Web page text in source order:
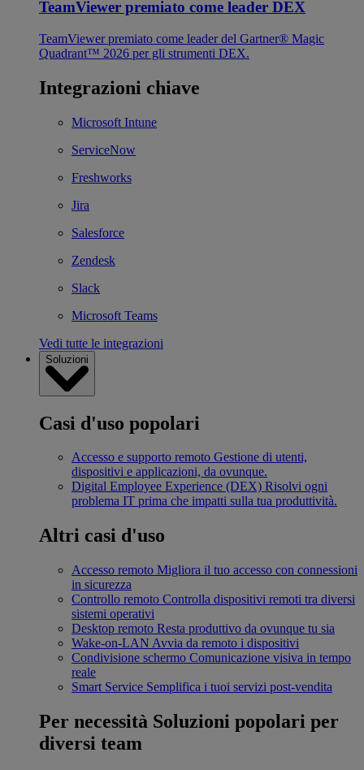
TeamViewer premiato come leader DEX
TeamViewer premiato come leader del Gartner® Magic
Quadrant™ 2026 per gli strumenti DEX.
Integrazioni chiave
Microsoft Intune
ServiceNow
Freshworks
Jira
Salesforce
Zendesk
Slack
Microsoft Teams
Vedi tutte le integrazioni
Soluzioni
Casi d'uso popolari
Accesso e supporto remoto Gestione di utenti,
dispositivi e applicazioni, da ovunque.
Digital Employee Experience (DEX) Risolvi ogni
problema IT prima che impatti sulla tua produttività.
Altri casi d'uso
Accesso remoto Migliora il tuo accesso con connessioni
in sicurezza
Controllo remoto Controlla dispositivi remoti tra diversi
sistemi operativi
Desktop remoto Resta produttivo da ovunque tu sia
Wake-on-LAN Avvia da remoto i dispositivi
Condivisione schermo Comunicazione visiva in tempo
reale
Smart Service Semplifica i tuoi servizi post-vendita
Per necessità Soluzioni popolari per
diversi team